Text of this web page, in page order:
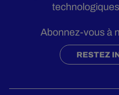
Abonnez-vous à
RESTEZ